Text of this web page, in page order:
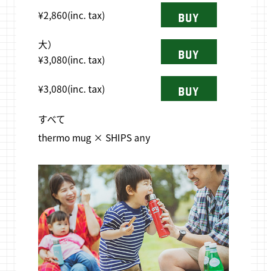
¥2,860(inc. tax)
BUY
大）
¥3,080(inc. tax)
BUY
¥3,080(inc. tax) BUY
すべて
thermo mug × SHIPS any